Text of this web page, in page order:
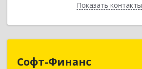
Показать контакты
Назад
Софт-Финанс